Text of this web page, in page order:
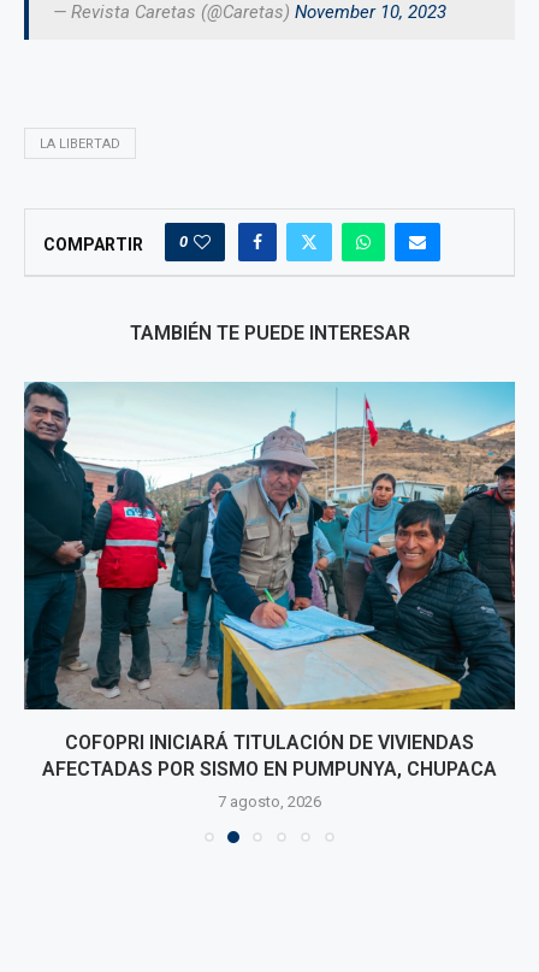
— Revista Caretas (@Caretas) November 10, 2023
LA LIBERTAD
COMPARTIR 0
TAMBIÉN TE PUEDE INTERESAR
COFOPRI INICIARÁ TITULACIÓN DE VIVIENDAS
AFECTADAS POR SISMO EN PUMPUNYA, CHUPACA
7 agosto, 2026